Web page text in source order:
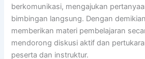
berkomunikasi, mengajukan
bimbingan langsung. Dengan
memberikan materi pembelajaran
mendorong diskusi aktif dan
peserta dan instruktur.